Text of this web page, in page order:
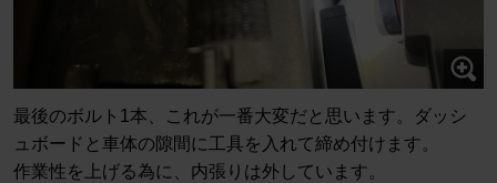
最後のボルト1本、これが一番大変だと思います。ダッシ
ュボードと車体の隙間に工具を入れて締め付けます。
作業性を上げる為に、内張りは外しています。